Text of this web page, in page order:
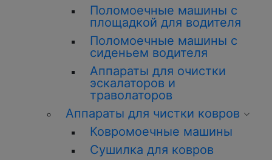
Поломоечные машины с
площадкой для водителя
Поломоечные машины с
сиденьем водителя
Аппараты для очистки
эскалаторов и
траволаторов
Аппараты для чистки ковров
Ковромоечные машины
Сушилка для ковров